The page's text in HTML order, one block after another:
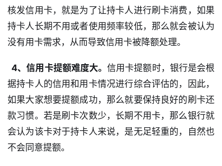
首
页
口
子
信
息
信
用
核发信用卡，就是为了让持卡人进行刷卡消费，如果
持卡人长期不用或者使用频率较低，那么就会被认为
没有用卡需求，从而导致信用卡被降额处理。
4、信用卡提额难度大。信用卡提额时，银行是会根
据持卡人的信用和用卡情况进行综合评估的，因此，
如果大家想要提额成功，那么就要保持良好的刷卡还
款习惯。若是刷卡次数少，长期不用卡，那么银行就
会认为该卡对于持卡人来说，是无足轻重的，自然也
不会同意提额。